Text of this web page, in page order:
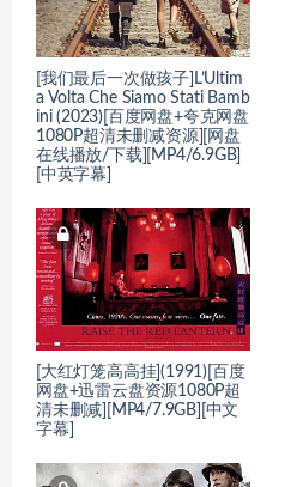
[我们最后一次做孩子]L’Ultim
a Volta Che Siamo Stati Bamb
ini (2023)[百度网盘+夸克网盘
1080P超清未删减资源][网盘
在线播放/下载][MP4/6.9GB]
[中英字幕]
[大红灯笼高高挂](1991)[百度
网盘+迅雷云盘资源1080P超
清未删减][MP4/7.9GB][中文
字幕]